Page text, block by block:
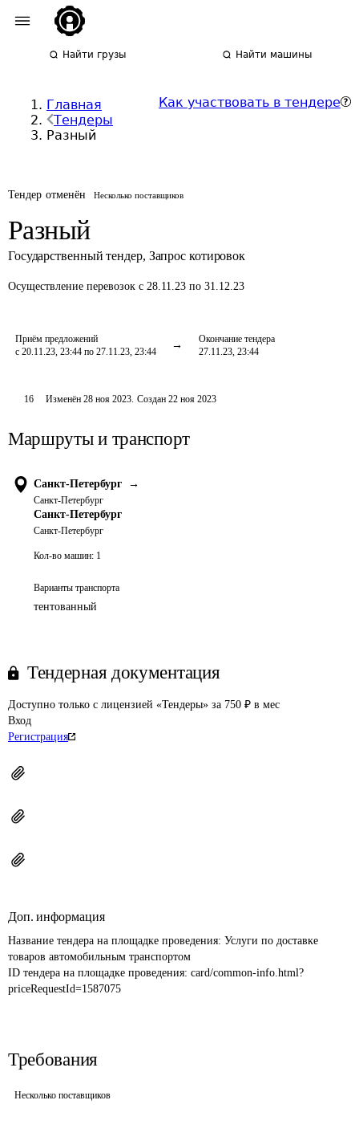
Найти грузы Найти машины
Главная
Тендеры
Разный
Как участвовать в тендере
Тендер отменён Несколько поставщиков
Разный
Государственный тендер, Запрос котировок
Осуществление перевозок с 28.11.23 по 31.12.23
Приём предложений
с 20.11.23, 23:44 по 27.11.23, 23:44
Окончание тендера
27.11.23, 23:44
16 Изменён28 ноя 2023. Создан 22 ноя 2023
Маршруты и транспорт
Санкт-Петербург →
Санкт-Петербург
Санкт-Петербург
Санкт-Петербург
Кол-во машин: 1
Варианты транспорта
тентованный
Тендерная документация
Доступно только с лицензией «Тендеры» за 750 ₽ в мес
Вход
Регистрация
Доп. информация
Название тендера на площадке проведения: Услуги по доставке
товаров автомобильным транспортом
ID тендера на площадке проведения: card/common-info.html?
priceRequestId=1587075
Требования
Несколько поставщиков